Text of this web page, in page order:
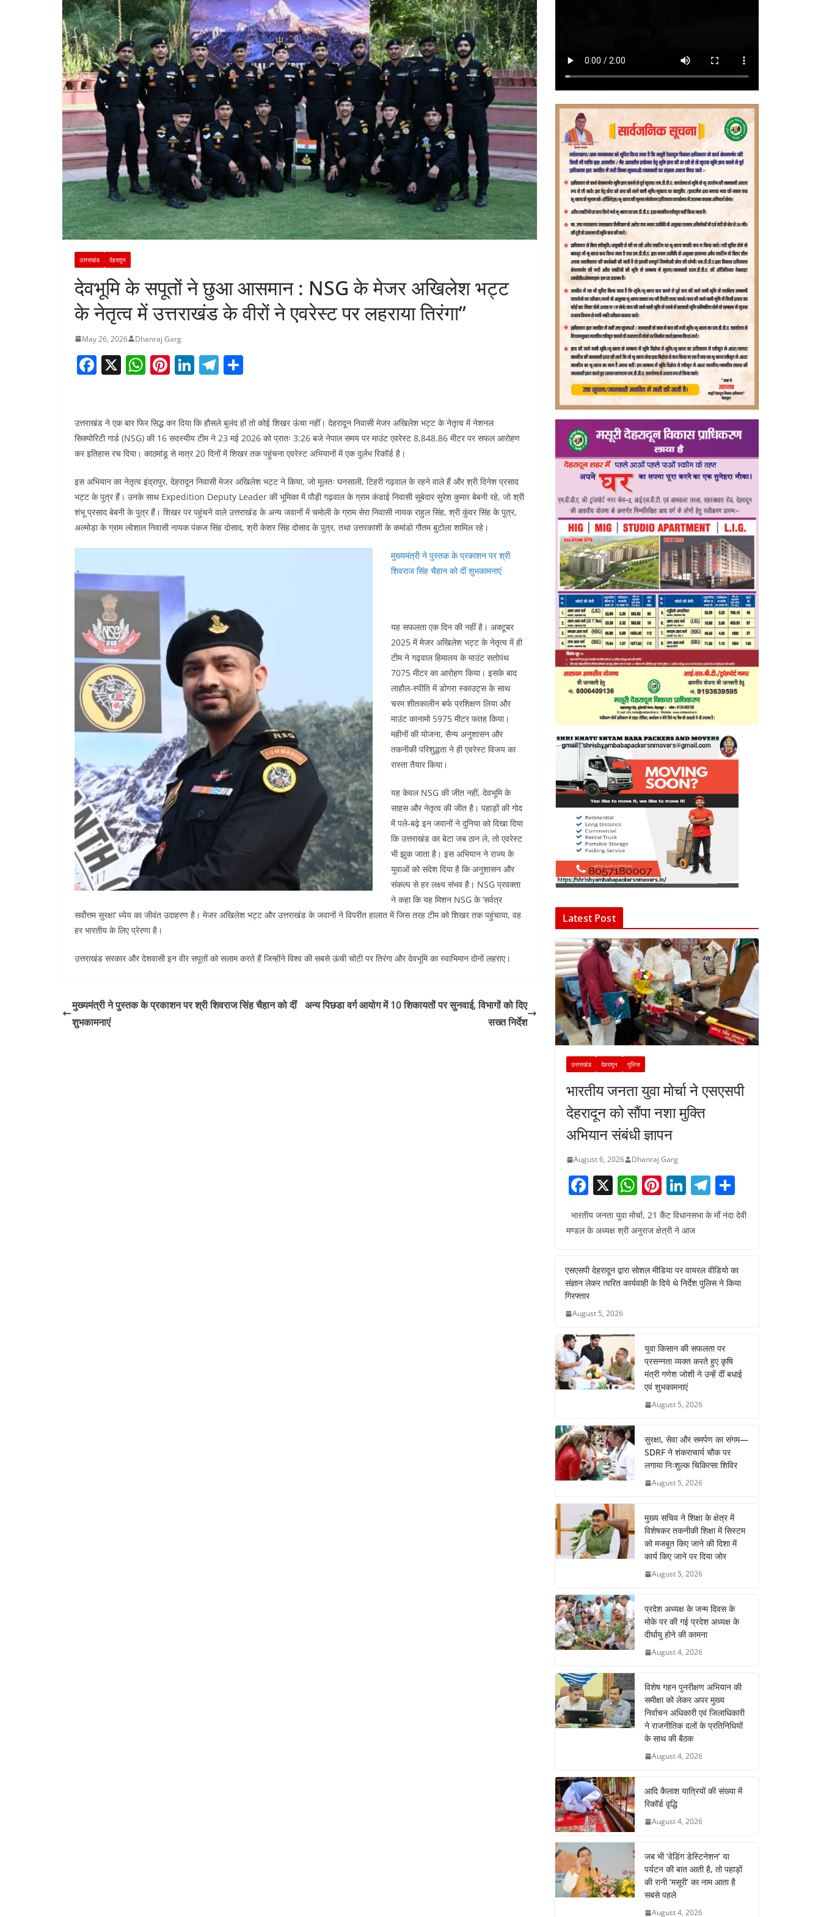
उत्तराखंड देहरादून
देवभूमि के सपूतों ने छुआ आसमान : NSG के मेजर अखिलेश भट्ट
के नेतृत्व में उत्तराखंड के वीरों ने एवरेस्ट पर लहराया तिरंगा”
May 26, 2026 Dhanraj Garg
F
e
b
o
o
k
X W
s
A
p
p
Pi
e
st
Li
e
dI
n
T
gr
a
m
e
उत्तराखंड ने एक बार फिर सिद्ध कर दिया कि हौसले बुलंद हों तो कोई शिखर ऊंचा नहीं। देहरादून निवासी मेजर अखिलेश भट्ट के नेतृत्व में नेशनल
सिक्योरिटी गार्ड (NSG) की 16 सदस्यीय टीम ने 23 मई 2026 को प्रातः 3:26 बजे नेपाल समय पर माउंट एवरेस्ट 8,848.86 मीटर पर सफल आरोहण
कर इतिहास रच दिया। काठमांडू से मात्र 20 दिनों में शिखर तक पहुंचना एवरेस्ट अभियानों में एक दुर्लभ रिकॉर्ड है।
इस अभियान का नेतृत्व इंद्रापुर, देहरादून निवासी मेजर अखिलेश भट्ट ने किया, जो मूलतः घनसाली, टिहरी गढ़वाल के रहने वाले हैं और श्री दिनेश प्रसाद
भट्ट के पुत्र हैं। उनके साथ Expedition Deputy Leader की भूमिका में पौड़ी गढ़वाल के ग्राम कंडाई निवासी सूबेदार सुरेश कुमार बेबनी रहे, जो श्री
शंभू प्रसाद बेबनी के पुत्र हैं। शिखर पर पहुंचने वाले उत्तराखंड के अन्य जवानों में चमोली के ग्राम सेरा निवासी नायक राहुल सिंह, श्री कुंवर सिंह के पुत्र,
अल्मोड़ा के ग्राम ल्वेशाल निवासी नायक पंकज सिंह दोसाद, श्री केशर सिंह दोसाद के पुत्र, तथा उत्तरकाशी के कमांडो गौतम बुटोला शामिल रहे।
मुख्यमंत्री ने पुस्तक के प्रकाशन पर श्री
शिवराज सिंह चैहान को दीं शुभकामनाएं
यह सफलता एक दिन की नहीं है। अक्टूबर
2025 में मेजर अखिलेश भट्ट के नेतृत्व में ही
टीम ने गढ़वाल हिमालय के माउंट सतोपंथ
7075 मीटर का आरोहण किया। इसके बाद
लाहौल-स्पीति में डोगरा स्काउट्स के साथ
चरम शीतकालीन बर्फ प्रशिक्षण लिया और
माउंट कानामो 5975 मीटर फतह किया।
महीनों की योजना, सैन्य अनुशासन और
तकनीकी परिशुद्धता ने ही एवरेस्ट विजय का
रास्ता तैयार किया।
यह केवल NSG की जीत नहीं, देवभूमि के
साहस और नेतृत्व की जीत है। पहाड़ों की गोद
में पले-बढ़े इन जवानों ने दुनिया को दिखा दिया
कि उत्तराखंड का बेटा जब ठान ले, तो एवरेस्ट
भी झुक जाता है। इस अभियान ने राज्य के
युवाओं को संदेश दिया है कि अनुशासन और
संकल्प से हर लक्ष्य संभव है। NSG प्रवक्ता
ने कहा कि यह मिशन NSG के ‘सर्वत्र
सर्वोत्तम सुरक्षा’ ध्येय का जीवंत उदाहरण है। मेजर अखिलेश भट्ट और उत्तराखंड के जवानों ने विपरीत हालात में जिस तरह टीम को शिखर तक पहुंचाया, वह
हर भारतीय के लिए प्रेरणा है।
उत्तराखंड सरकार और देशवासी इन वीर सपूतों को सलाम करते हैं जिन्होंने विश्व की सबसे ऊंची चोटी पर तिरंगा और देवभूमि का स्वाभिमान दोनों लहराए।
मुख्यमंत्री ने पुस्तक के प्रकाशन पर श्री शिवराज सिंह चैहान को दीं
शुभकामनाएं
अन्य पिछडा वर्ग आयोग में 10 शिकायतों पर सुनवाई, विभागों को दिए
सख्त निर्देश
Latest Post
उत्तराखंड देहरादून पुलिस
भारतीय जनता युवा मोर्चा ने एसएसपी
देहरादून को सौंपा नशा मुक्ति
अभियान संबंधी ज्ञापन
August 6, 2026 Dhanraj Garg
F
c
b
o
o
k
X W
h
at
s
A
p
Pi
nt
er
e
st
Li
k
dI
n
T
el
e
a
m
h
ar
भारतीय जनता युवा मोर्चा, 21 कैंट विधानसभा के माँ नंदा देवी
मण्डल के अध्यक्ष श्री अनुराज क्षेत्री ने आज
एसएसपी देहरादून द्वारा सोशल मीडिया पर वायरल वीडियो का
संज्ञान लेकर त्वरित कार्यवाही के दिये थे निर्देश पुलिस ने किया
गिरफ्तार
August 5, 2026
युवा किसान की सफलता पर
प्रसन्नता व्यक्त करते हुए कृषि
मंत्री गणेश जोशी ने उन्हें दीं बधाई
एवं शुभकामनाएं
August 5, 2026
सुरक्षा, सेवा और समर्पण का संगम—
SDRF ने शंकराचार्य चौक पर
लगाया निःशुल्क चिकित्सा शिविर
August 5, 2026
मुख्य सचिव ने शिक्षा के क्षेत्र में
विशेषकर तकनीकी शिक्षा में सिस्टम
को मजबूत किए जाने की दिशा में
कार्य किए जाने पर दिया जोर
August 5, 2026
प्रदेश अध्यक्ष के जन्म दिवस के
मोके पर की गई प्रदेश अध्यक्ष के
दीर्घायु होने की कामना
August 4, 2026
विशेष गहन पुनरीक्षण अभियान की
समीक्षा को लेकर अपर मुख्य
निर्वाचन अधिकारी एवं जिलाधिकारी
ने राजनीतिक दलों के प्रतिनिधियों
के साथ की बैठक
August 4, 2026
आदि कैलाश यात्रियों की संख्या में
रिकॉर्ड वृद्धि
August 4, 2026
जब भी ‘वेडिंग डेस्टिनेशन’ या
पर्यटन की बात आती है, तो पहाड़ों
की रानी ‘मसूरी’ का नाम आता है
सबसे पहले
August 4, 2026